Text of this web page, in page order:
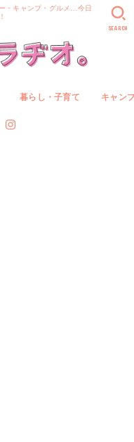
・キャンプ・グルメ…今日
暮らし・子育て キャン
SEARCH